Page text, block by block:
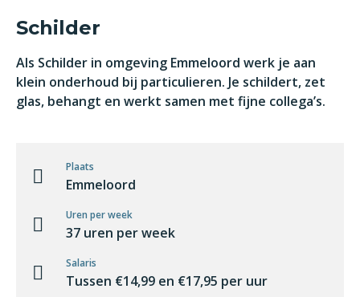
Schilder
Als Schilder in omgeving Emmeloord werk je aan
klein onderhoud bij particulieren. Je schildert, zet
glas, behangt en werkt samen met fijne collega’s.
Plaats
Emmeloord
Uren per week
37 uren per week
Salaris
Tussen €14,99 en €17,95 per uur